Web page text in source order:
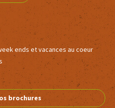
Voir
plus
ends et vacances au coeur
brochures